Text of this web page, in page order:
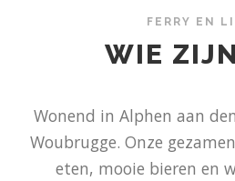
FERRY EN
WIE
Wonend in Alphen aan
Woubrugge. Onze
eten, mooie bieren en